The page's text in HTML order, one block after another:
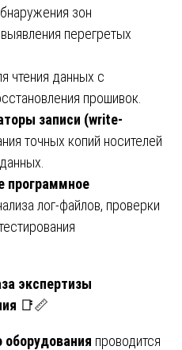
зон
перегретых
чтения данных с
прошивок.
записи (write-
точных копий носителей
программное
лог-файлов, проверки
экспертизы
📑📏
оборудования проводится